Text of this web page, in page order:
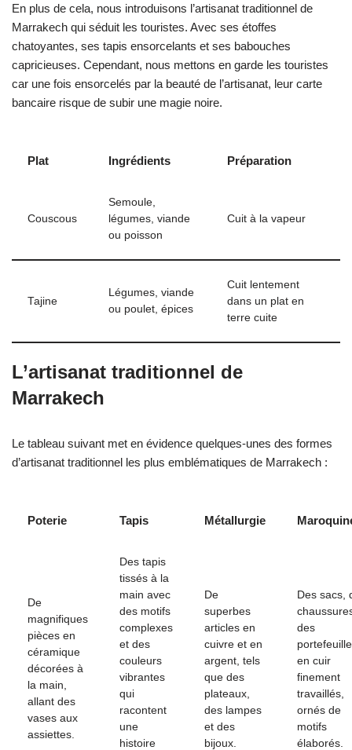
En plus de cela, nous introduisons l’artisanat traditionnel de
Marrakech qui séduit les touristes. Avec ses étoffes
chatoyantes, ses tapis ensorcelants et ses babouches
capricieuses. Cependant, nous mettons en garde les touristes
car une fois ensorcelés par la beauté de l’artisanat, leur carte
bancaire risque de subir une magie noire.
Plat Ingrédients Préparation
Couscous
Semoule,
légumes, viande
ou poisson
Cuit à la vapeur
Tajine
Légumes, viande
ou poulet, épices
Cuit lentement
dans un plat en
terre cuite
L’artisanat traditionnel de
Marrakech
Le tableau suivant met en évidence quelques-unes des formes
d’artisanat traditionnel les plus emblématiques de Marrakech :
Poterie Tapis Métallurgie
De
magnifiques
pièces en
céramique
décorées à
la main,
allant des
vases aux
assiettes.
Des tapis
tissés à la
main avec
des motifs
complexes
et des
couleurs
vibrantes
qui
racontent
une
histoire
De
superbes
articles en
cuivre et en
argent, tels
que des
plateaux,
des lampes
et des
bijoux.
Des sacs,
des
en cuir
finement
travaillés,
ornés de
motifs
élaborés.